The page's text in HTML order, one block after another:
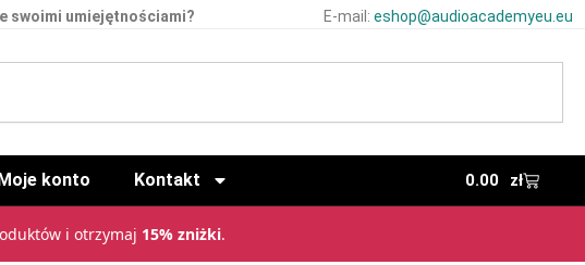
swoimi umiejętnościami? E-mail:eshop@audioacademyeu.eu
konto Kontakt 0.00 zł
i otrzymaj 15% zniżki.